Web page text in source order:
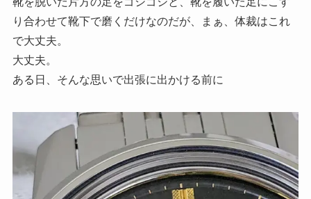
り合わせて靴下で磨くだけなのだが、まぁ、体裁はこれ
で大丈夫。
大丈夫。
ある日、そんな思いで出張に出かける前に